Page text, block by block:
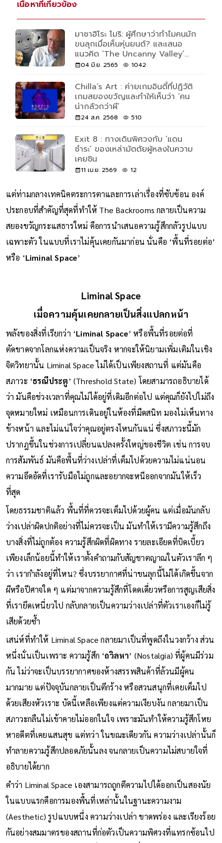
เนื้อหาที่เกี่ยวข้อง
มาซาฮิโระ โมริ: ผู้ศึกษาว่าทำไมคนมัก
ขนลุกเมื่อเห็นหุ่นยนต์? และเสนอ
แนวคิด ‘The Uncanny Valley’
Chilla’s Art : ค่ายเกมอินดี้ที่ปฏิวัติ
เกมสยองขวัญและทำให้เห็นว่า ‘คน
น่ากลัวกว่าผี’
Exit 8 : ทางเดินพิศวงกับ ‘แดน
ชำระ’ ของเหล่ามัตตัยผู้หลงในความ
เคยชิน
แต่ท่ามกลางเทคนิคตระการตาและการเล่าเรื่องที่ซับซ้อน องค์
ประกอบที่สำคัญที่สุดที่ทำให้ The Backrooms กลายเป็นความ
สยองขวัญกระแสธารใหม่ คือการนำเสนอความรู้สึกกลัวรูปแบบ
เฉพาะตัว ในแบบที่เราไม่คุ้นเคยกันมาก่อน นั่นคือ ‘พื้นที่รอยต่อ’
Liminal Space
เมื่อความคุ้นเคยกลายเป็นสิ่งแปลกหน้า
พลังของสิ่งที่เรียกว่า ‘Liminal Space’ หรือพื้นที่รอยต่อที่
ตัดขาดจากโลกแห่งความเป็นจริง หากจะให้นิยามเพิ่มเติมในเชิง
จิตวิทยานั้น Liminal Space ไม่ได้เป็นเพียงสถานที่ แต่มันคือ
สภาวะ ‘ธรณีประตู’ (Threshold State) โดยสามารถอธิบายได้
ว่า มันคือช่วงเวลาที่คุณไม่ได้อยู่ที่เดิมอีกต่อไป แต่คุณก็ยังไปไม่ถึง
จุดหมายใหม่ เหมือนการเดินอยู่ในห้องที่มืดสนิท มองไม่เห็นทาง
ข้างหน้า และไม่แน่ใจว่าคุณอยู่ตรงไหนกันแน่ ซึ่งสภาวะนี้มัก
ปรากฎขึ้นในช่วงการเปลี่ยนแปลงครั้งใหญ่ของชีวิต เช่น การจบ
การสัมพันธ์ มันคือพื้นที่ว่างเปล่าที่เต็มไปด้วยความไม่แน่นอน
ความอึดอัดที่เรารับมือไม่ถูกและอยากจะหนีออกจากมันให้เร็ว
ที่สุด
โดยธรรมชาติแล้ว พื้นที่ที่ควรจะเต็มไปด้วยผู้คน แต่เมื่อมันกลับ
ว่างเปล่าผิดปกติอย่างที่ไม่ควรจะเป็น มันทำให้เรามีความรู้สึกถึง
บางสิ่งที่ไม่ถูกต้อง ความรู้สึกผิดที่ผิดทาง รายละเอียดที่บิดเบี้ยว
เพียงเล็กน้อยนี้ทำให้เราตั้งคำถามกับสัญชาตญาณในตัวเราลึก ๆ
ว่า เรากำลังอยู่ที่ไหน? ซึ่งบรรยากาศที่น่าขนลุกนี้ไม่ได้เกิดขึ้นจาก
ผีหรือปีศาจใด ๆ แต่มาจากความรู้สึกที่โดดเดี่ยวหรือการสูญเสียสิ่ง
ที่เรายึดเหนี่ยวไป กลับกลายเป็นความว่างเปล่าที่ตัวเราเองก็ไม่รู้
เสียด้วยซ้ำ
เสน่ห์ที่ทำให้ Liminal Space กลายมาเป็นที่พูดถึงในวงกว้าง ส่วน
หนึ่งนั่นเป็นเพราะ ความรู้สึก ‘ถวิลหา’ (Nostalgia) ที่ผู้คนมีร่วม
กัน ไม่ว่าจะเป็นบรรยากาศของห้างสรรพสินค้าที่ล้วนมีผู้คน
มากมาย แต่ปัจจุบันกลายเป็นตึกร้าง หรือสวนสนุกที่เคยเต็มไป
ด้วยเสียงหัวเราะ บัดนี้เหลือเพียงแต่ความเงียบงัน กลายมาเป็น
สภาวะกลืนไม่เข้าคายไม่ออกในใจ เพราะมันทำให้ความรู้สึกโหย
หาอดีตที่เคยแสนสุข แต่ทว่า ในขณะเดียวกัน ความว่างเปล่านั้นก็
ทำลายความรู้สึกปลอดภัยนั้นลง จนกลายเป็นความไม่สบายใจที่
อธิบายได้ยาก
คำว่า Liminal Space เองสามารถถูกตีความไปได้ออกเป็นสองนัย
ในแบบแรกคือการมองพื้นที่เหล่านั้นในฐานะความงาม
(Aesthetic) รูปแบบหนึ่ง ความว่างเปล่า ขาดพร่อง และเรียงร้อย